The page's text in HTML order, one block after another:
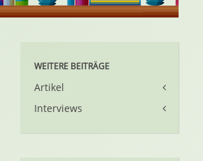
WEITERE BEITRÄGE
Artikel
Interviews